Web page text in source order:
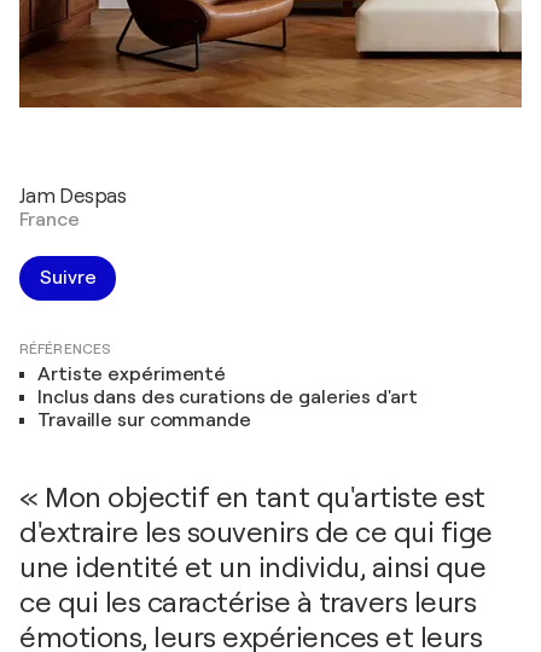
Jam Despas
France
Suivre
RÉFÉRENCES
Artiste expérimenté
Inclus dans des curations de galeries d'art
Travaille sur commande
« Mon objectif en tant qu'artiste est
d'extraire les souvenirs de ce qui fige
une identité et un individu, ainsi que
ce qui les caractérise à travers leurs
émotions, leurs expériences et leurs